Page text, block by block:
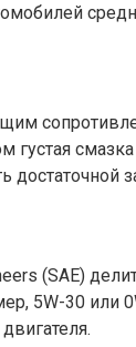
смазка
(SAE)
5W-30 или